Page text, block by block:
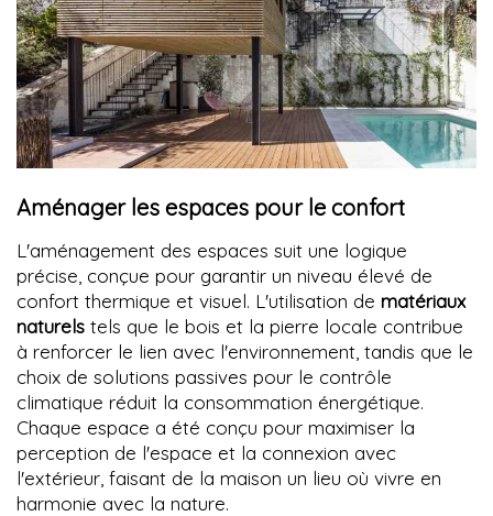
Aménager les espaces pour le confort
L'aménagement des espaces suit une logique
précise, conçue pour garantir un niveau élevé de
confort thermique et visuel. L'utilisation de matériaux
naturels tels que le bois et la pierre locale contribue
à renforcer le lien avec l'environnement, tandis que le
choix de solutions passives pour le contrôle
climatique réduit la consommation énergétique.
Chaque espace a été conçu pour maximiser la
perception de l'espace et la connexion avec
l'extérieur, faisant de la maison un lieu où vivre en
harmonie avec la nature.